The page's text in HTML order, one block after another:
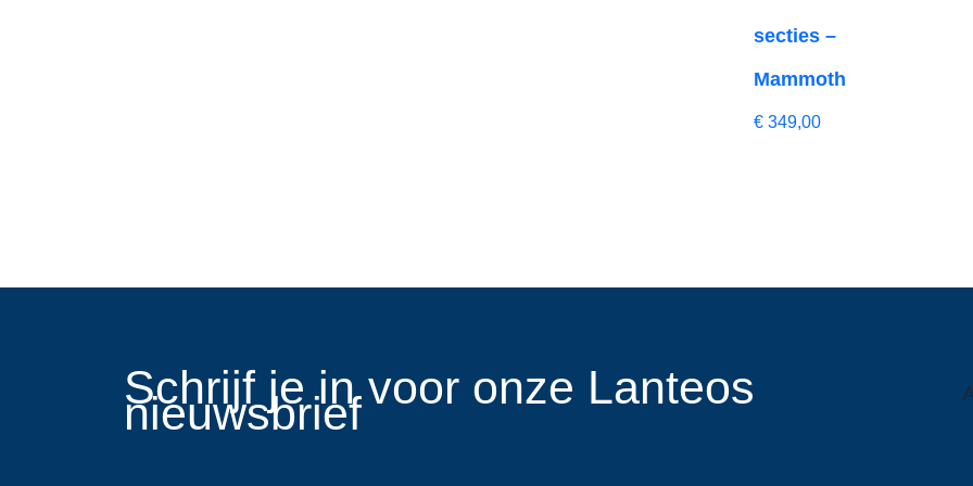
secties –
Mammoth
€ 349,00
​Schrijf je in voor onze Lanteos
nieuwsbrief